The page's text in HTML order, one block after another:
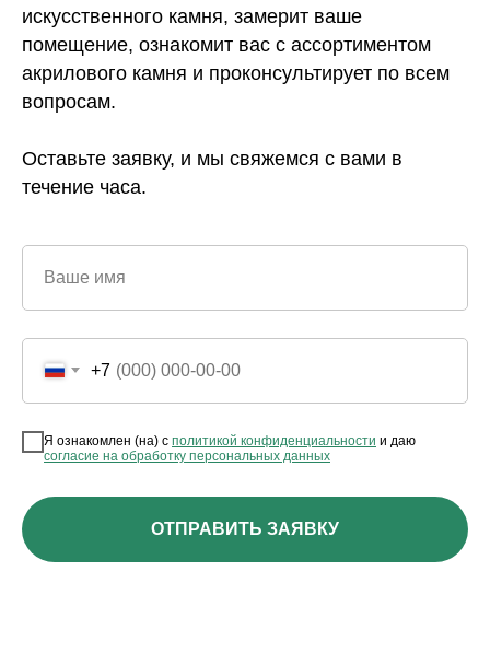
искусственного камня, замерит ваше
помещение, ознакомит вас с ассортиментом
акрилового камня и проконсультирует по всем
вопросам.
Оставьте заявку, и мы свяжемся с вами в
течение часа.
Ваше имя
+7
Я ознакомлен (на) с политикой конфиденциальности и даю
согласие на обработку персональных данных
ОТПРАВИТЬ ЗАЯВКУ